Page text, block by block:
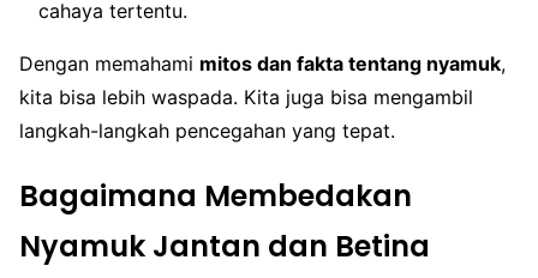
cahaya tertentu.
Dengan memahami mitos dan fakta tentang nyamuk,
kita bisa lebih waspada. Kita juga bisa mengambil
langkah-langkah pencegahan yang tepat.
Bagaimana Membedakan
Nyamuk Jantan dan Betina